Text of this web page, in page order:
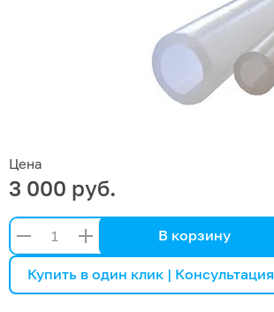
Цена
3 000 руб.
В корзину
Купить в один клик | Консультация